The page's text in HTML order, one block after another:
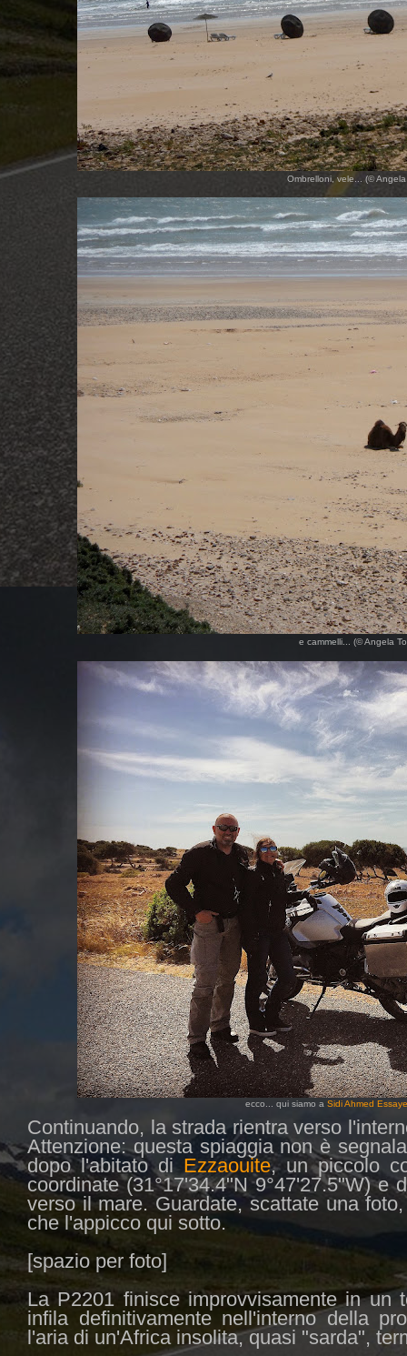
Ombrelloni, vele... (© Angela
e cammelli... (© Angela
ecco... qui siamo aSidi Ahmed
Continuando, la strada rientra verso
Attenzione: questa spiaggia non è
dopo l'abitato di Ezzaouite, un piccolo
coordinate (31°17'34.4"N 9°47'27.5"W) e
verso il mare. Guardate, scattate una
che l'appicco qui sotto.
[spazio per foto]
La P2201 finisce improvvisamente in un
infila definitivamente nell'interno della
l'aria di un'Africa insolita, quasi "sarda",